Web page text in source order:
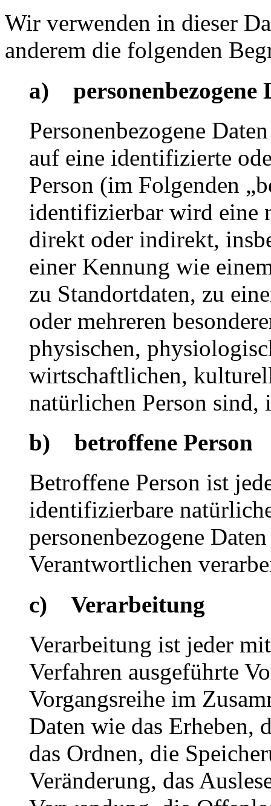
Wir verwenden in dieser
anderem die folgenden
a) personenbezogene
Personenbezogene
auf eine identifizierte
Person (im Folgenden
identifizierbar wird eine
direkt oder indirekt,
einer Kennung wie
zu Standortdaten, zu
oder mehreren
physischen,
wirtschaftlichen,
natürlichen Person
b) betroffene Person
Betroffene Person ist
identifizierbare
personenbezogene
Verantwortlichen
c) Verarbeitung
Verarbeitung ist jeder
Verfahren ausgeführte
Vorgangsreihe im
Daten wie das Erheben,
das Ordnen, die
Veränderung, das